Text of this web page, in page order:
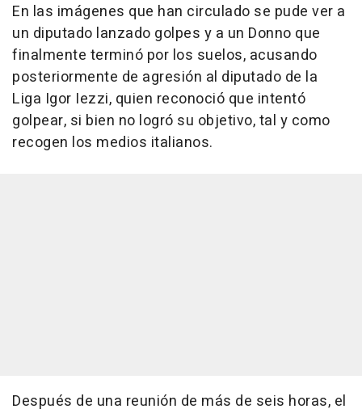
En las imágenes que han circulado se pude ver a
un diputado lanzado golpes y a un Donno que
finalmente terminó por los suelos, acusando
posteriormente de agresión al diputado de la
Liga Igor Iezzi, quien reconoció que intentó
golpear, si bien no logró su objetivo, tal y como
recogen los medios italianos.
Después de una reunión de más de seis horas, el